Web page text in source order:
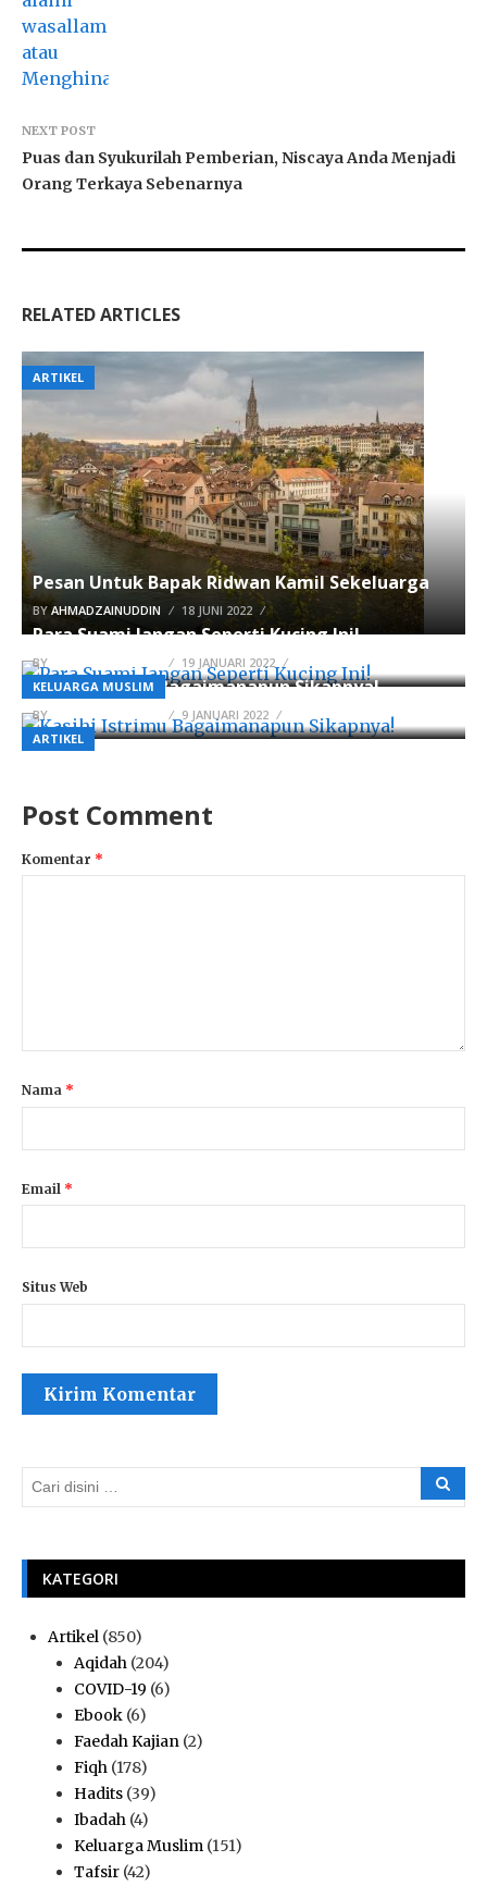
NEXT POST
Puas dan Syukurilah Pemberian, Niscaya Anda Menjadi
Orang Terkaya Sebenarnya
RELATED ARTICLES
ARTIKEL
Pesan Untuk Bapak Ridwan Kamil Sekeluarga
BYAHMADZAINUDDIN 18 JUNI 2022
KELUARGA MUSLIM
Para Suami Jangan Seperti Kucing Ini!
BY 19 JANUARI 2022
ARTIKEL
Kasihi Istrimu Bagaimanapun Sikapnya!
BY AHMADZAINUDDIN 9 JANUARI 2022
Post Comment
Komentar *
Nama *
Email *
Situs Web
KATEGORI
Artikel (850)
Aqidah (204)
COVID-19 (6)
Ebook (6)
Faedah Kajian (2)
Fiqh (178)
Hadits (39)
Ibadah (4)
Keluarga Muslim (151)
Tafsir (42)